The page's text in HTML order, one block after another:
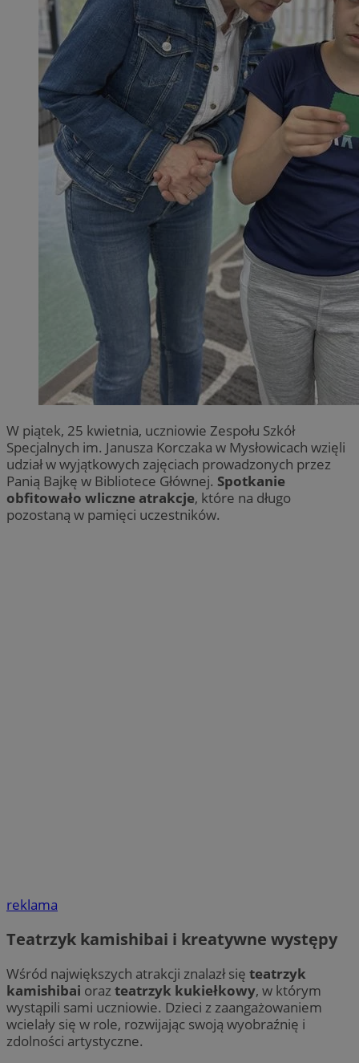
W piątek, 25 kwietnia, uczniowie Zespołu Szkół
Specjalnych im. Janusza Korczaka w Mysłowicach wzięli
udział w wyjątkowych zajęciach prowadzonych przez
Panią Bajkę w Bibliotece Głównej. Spotkanie
obfitowało wliczne atrakcje, które na długo
pozostaną w pamięci uczestników.
reklama
Teatrzyk kamishibai i kreatywne występy
Wśród największych atrakcji znalazł się teatrzyk
kamishibai orazteatrzyk kukiełkowy, w którym
wystąpili sami uczniowie. Dzieci z zaangażowaniem
wcielały się w role, rozwijając swoją wyobraźnię i
zdolności artystyczne.